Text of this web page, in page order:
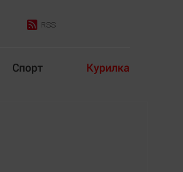
RSS
Спорт Курилка